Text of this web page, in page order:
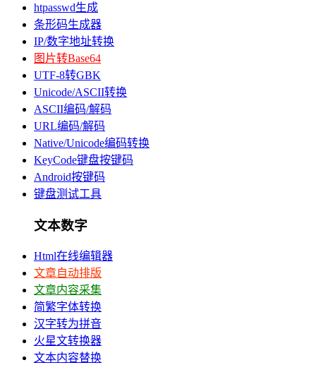
htpasswd生成
条形码生成器
IP/数字地址转换
图片转Base64
UTF-8转GBK
Unicode/ASCII转换
ASCII编码/解码
URL编码/解码
Native/Unicode编码转换
KeyCode键盘按键码
Android按键码
键盘测试工具
文本数字
Html在线编辑器
文章自动排版
文章内容采集
简繁字体转换
汉字转为拼音
火星文转换器
文本内容替换